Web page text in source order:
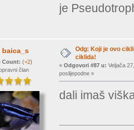
je
baica_s
Count: (+2)
član
Odg: Koji je ovo
ciklida!
« Odgovori #87 u: Veljača
poslijepodne »
dali imaš